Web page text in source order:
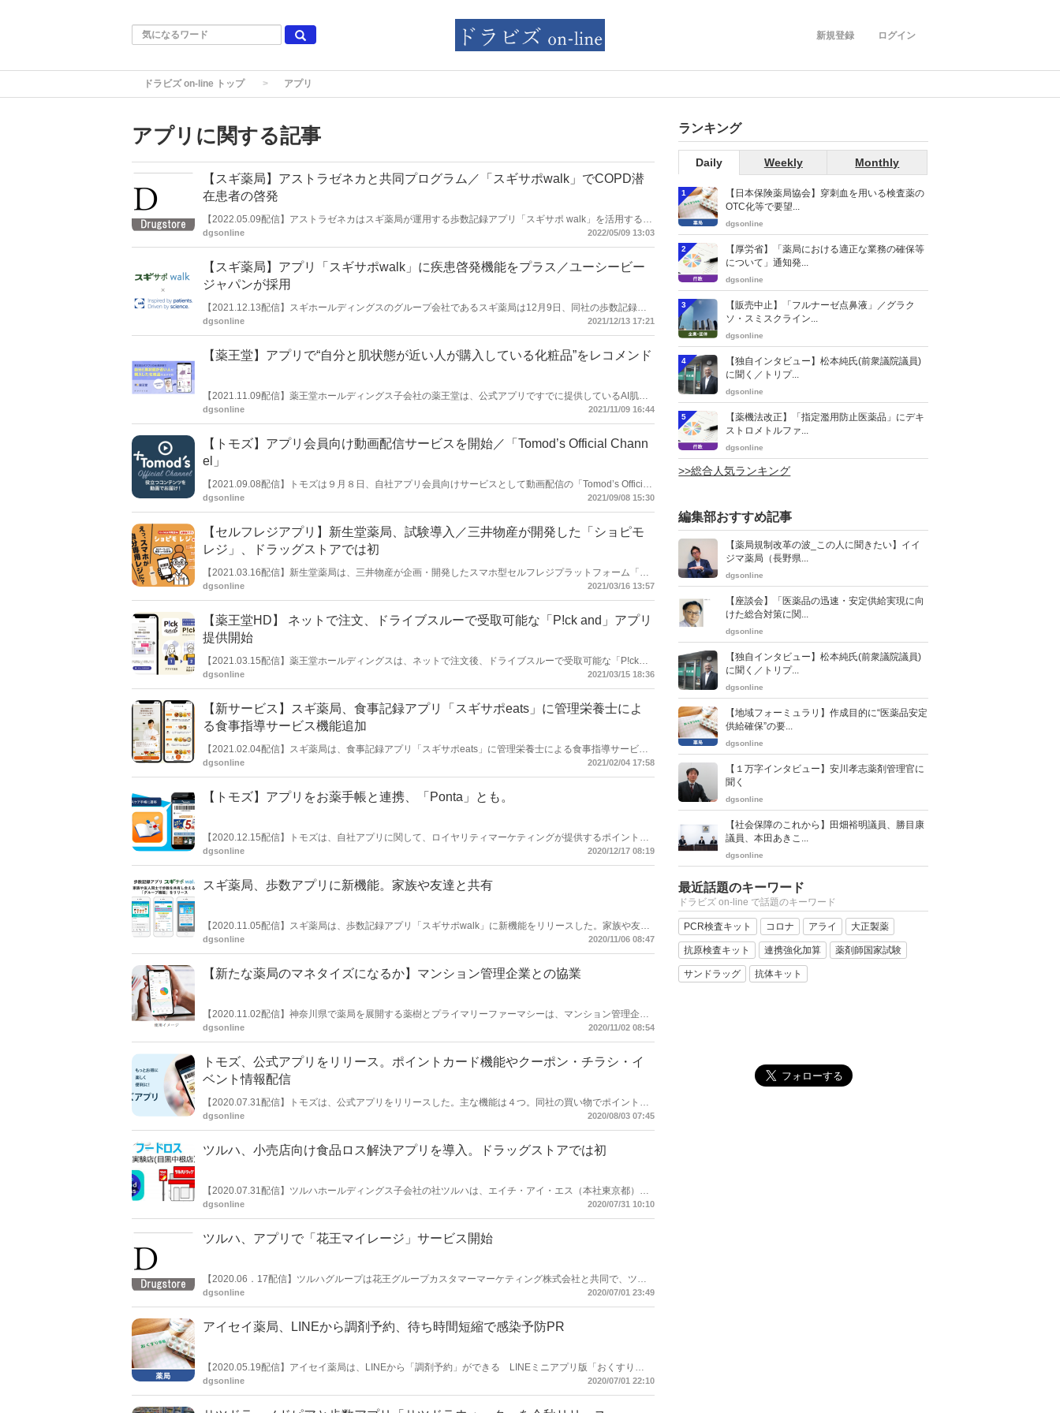
ログイン
新規登録
ドラビズ on-line トップ アプリ
アプリに関する記事
【スギ薬局】アストラゼネカと共同プログラム／「スギサポwalk」でCOPD潜
在患者の啓発
【2022.05.09配信】アストラゼネカはスギ薬局が運用する歩数記録アプリ「スギサポ walk」を活用するこ
とで慢性閉塞性肺疾患（COPD）潜在患者とその家族を対象に疾患啓発を展開。取り組みを通じた受診行
dgsonline 2022/05/09 13:03
【スギ薬局】アプリ「スギサポwalk」に疾患啓発機能をプラス／ユーシービー
ジャパンが採用
【2021.12.13配信】スギホールディングスのグループ会社であるスギ薬局は12月9日、同社の歩数記録ア
プリ「スギサポwalk」を、ユーシービージャパンが疾患啓発活動の一環として活用することが決定したと
dgsonline 2021/12/13 17:21
【薬王堂】アプリで“自分と肌状態が近い人が購入している化粧品”をレコメンド
【2021.11.09配信】薬王堂ホールディングス子会社の薬王堂は、公式アプリですでに提供しているAI肌診
断に加え、結果に応じて自分と肌状態が近い人が購入している化粧品をおすすめする機能の提供を開始し
dgsonline 2021/11/09 16:44
【トモズ】アプリ会員向け動画配信サービスを開始／「Tomod’s Official Chann
el」
【2021.09.08配信】トモズは９月８日、自社アプリ会員向けサービスとして動画配信の「Tomod’s Official
Channel」の提供を開始した。同日、同社のアプリが100万ダウンロードを達成したこともあり、一部のコ
dgsonline 2021/09/08 15:30
【セルフレジアプリ】新生堂薬局、試験導入／三井物産が開発した「ショピモ
レジ」、ドラッグストアでは初
【2021.03.16配信】新生堂薬局は、三井物産が企画・開発したスマホ型セルフレジプラットフォーム「シ
ョピモレジ」を活用したセルフレジアプリ「ショピモレジ for 新生堂」を、2021 年 3 月 15 日からドラッ
dgsonline 2021/03/16 13:57
【薬王堂HD】 ネットで注文、ドライブスルーで受取可能な「P!ck and」アプリ
提供開始
【2021.03.15配信】薬王堂ホールディングスは、ネットで注文後、ドライブスルーで受取可能な「P!ck
and」アプリの提供を開始した。
dgsonline 2021/03/15 18:36
【新サービス】スギ薬局、食事記録アプリ「スギサポeats」に管理栄養士によ
る食事指導サービス機能追加
【2021.02.04配信】スギ薬局は、食事記録アプリ「スギサポeats」に管理栄養士による食事指導サービス
機能を追加した。店舗でニーズの高い、専門家による食事改善アドバイスをアプリで実現する。
dgsonline 2021/02/04 17:58
【トモズ】アプリをお薬手帳と連携、「Ponta」とも。
【2020.12.15配信】トモズは、自社アプリに関して、ロイヤリティマーケティングが提供するポイントプ
ログラム『Ponta カード』の表示機能と、PHCが提供する電子版お薬手帳アプリ『ヘルスケア手帳』への
dgsonline 2020/12/17 08:19
スギ薬局、歩数アプリに新機能。家族や友達と共有
【2020.11.05配信】スギ薬局は、歩数記録アプリ「スギサポwalk」に新機能をリリースした。家族や友人
で情報を共有することで楽しみながら取り組むことができる「グループ機能」を追加した。
dgsonline 2020/11/06 08:47
【新たな薬局のマネタイズになるか】マンション管理企業との協業
【2020.11.02配信】神奈川県で薬局を展開する薬樹とプライマリーファーマシーは、マンション管理企業
の⼤京アステージなどと連携し、マンション居住者向けに健康支援サービスを提供するトライアルに参画
dgsonline 2020/11/02 08:54
トモズ、公式アプリをリリース。ポイントカード機能やクーポン・チラシ・イ
ベント情報配信
【2020.07.31配信】トモズは、公式アプリをリリースした。主な機能は４つ。同社の買い物でポイントが
付くポイントカード機能のほか、お得なクーポンを配信する。イベントや新商品の情報を配信するほか、
dgsonline 2020/08/03 07:45
ツルハ、小売店向け食品ロス解決アプリを導入。ドラッグストアでは初
【2020.07.31配信】ツルハホールディングス子会社の社ツルハは、エイチ・アイ・エス（本社東京都）グ
ループのみなとく株式会社（本社東京都）が開発したクーポンアプリ「No Food Loss」を用い、ツルハド
dgsonline 2020/07/31 10:10
ツルハ、アプリで「花王マイレージ」サービス開始
【2020.06．17配信】ツルハグループは花王グループカスタマーマーケティング株式会社と共同で、ツル
ハグループスマートフォンアプリ専用の「花王マイレージクラブ」サービスを開発し、2020 年 7 月 1 日よ
dgsonline 2020/07/01 23:49
アイセイ薬局、LINEから調剤予約、待ち時間短縮で感染予防PR
【2020.05.19配信】アイセイ薬局は、LINEから「調剤予約」ができる LINEミニアプリ版「おくすり
PASS FAST」スタートしたと発表した。調剤薬局における待ち時間を大幅に節約できることをPRする。
dgsonline 2020/07/01 22:10
ランキング
Daily Weekly Monthly
1
【日本保険薬局協会】穿刺血を用いる検査薬の
OTC化等で要望...
dgsonline
2
【厚労省】「薬局における適正な業務の確保等
について」通知発...
dgsonline
3
【販売中止】「フルナーゼ点鼻液」／グラク
ソ・スミスクライン...
dgsonline
4
【独自インタビュー】松本純氏(前衆議院議員)
に聞く／トリプ...
dgsonline
5
【薬機法改正】「指定濫用防止医薬品」にデキ
ストロメトルファ...
dgsonline
>>総合人気ランキング
編集部おすすめ記事
【薬局規制改革の波_この人に聞きたい】イイ
ジマ薬局（長野県...
dgsonline
【座談会】「医薬品の迅速・安定供給実現に向
けた総合対策に関...
dgsonline
【独自インタビュー】松本純氏(前衆議院議員)
に聞く／トリプ...
dgsonline
【地域フォーミュラリ】作成目的に“医薬品安定
供給確保”の要...
dgsonline
【１万字インタビュー】安川孝志薬剤管理官に
聞く
dgsonline
【社会保障のこれから】田畑裕明議員、勝目康
議員、本田あきこ...
dgsonline
最近話題のキーワード
ドラビズ on-line で話題のキーワード
PCR検査キット コロナ アライ 大正製薬
抗原検査キット 連携強化加算 薬剤師国家試験
サンドラッグ 抗体キット